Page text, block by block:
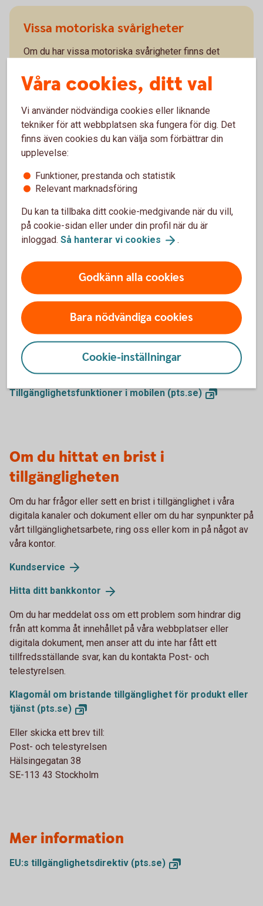
Vissa motoriska svårigheter
Om du har vissa motoriska svårigheter finns det
enklare för dig att sköta dina bankärenden.
med hjälp av tangentbordet.
Våra webbplatser som laholmssparbank.se,
internetbanken och apparna följer en struktur som
är enkel att följa.
särskild programvara som kan underlätta vid
telefon- och videosamtal.
Tillgänglighetsfunktioner i mobilen
Mobiltelefoner erbjuder en rad tillgänglighetsfunktioner
som gör det enklare för alla att använda enheten. Exempel
på sådana funktioner är textförstoring, justering av
tryckhastighet samt möjligheten att styra mobilen med
fysiska knappar. Post- och telestyrelsen har tagit fram en
guide som beskriver dessa och andra
tillgänglighetsfunktioner i mobilen.
Tillgänglighetsfunktioner i mobilen(pts.se)
Om du hittat en brist i
tillgängligheten
Om du har frågor eller sett en brist i tillgänglighet i våra
digitala kanaler och dokument eller om du har synpunkter på
vårt tillgänglighetsarbete, ring oss eller kom in på något av
våra kontor.
Kundservice
Hitta ditt bankkontor
Om du har meddelat oss om ett problem som hindrar dig
från att komma åt innehållet på våra webbplatser eller
digitala dokument, men anser att du inte har fått ett
tillfredsställande svar, kan du kontakta Post- och
telestyrelsen.
Klagomål om bristande tillgänglighet för produkt eller
tjänst (pts.se)
Eller skicka ett brev till:
Post- och telestyrelsen
Hälsingegatan 38
SE-113 43 Stockholm
Mer information
EU:s tillgänglighetsdirektiv (pts.se)
Våra cookies, ditt val
Vi använder nödvändiga cookies eller liknande
tekniker för att webbplatsen ska fungera för dig. Det
finns även cookies du kan välja som förbättrar din
upplevelse:
Funktioner, prestanda och statistik
Relevant marknadsföring
Du kan ta tillbaka ditt cookie-medgivande när du vill,
på cookie-sidan eller under din profil när du är
inloggad. Så hanterar vi cookies .
Godkänn alla cookies
Bara nödvändiga cookies
Cookie-inställningar